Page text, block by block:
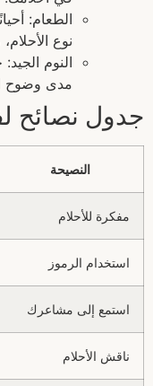
الطعام:
نوع
النوم
مدى وضوح
جدول نصائح
النصيحة
مفكرة للأحلام
استخدام الرموز
استمع إلى مشاعرك
ناقش الأحلام